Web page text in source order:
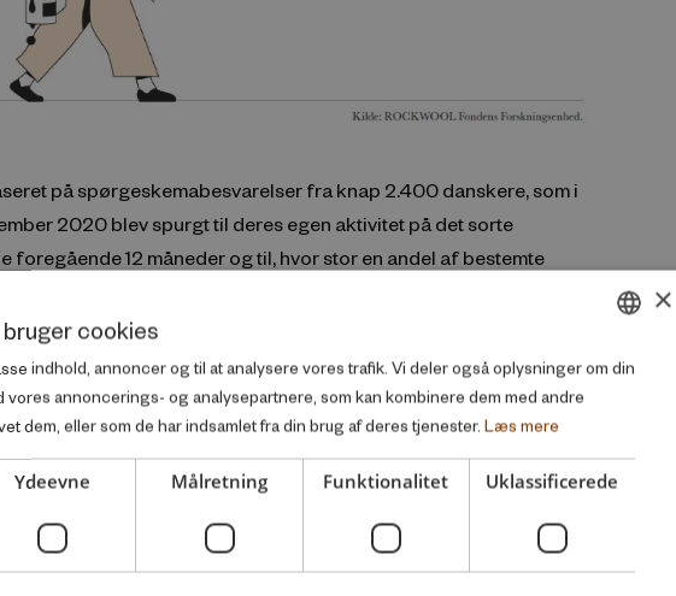
på spørgeskemabesvarelser fra knap 2.400 danskere, som i
2020 blev spurgt til deres egen aktivitet på det sorte
foregående 12 måneder og til, hvor stor en andel af bestemte
Udgivelser bag artiklen
DANISH
×
cookies
indhold, annoncer og til at analysere vores trafik. Vi deler også oplysninger om din
vores annoncerings- og analysepartnere, som kan kombinere dem med andre
dem, eller som de har indsamlet fra din brug af deres tjenester. Læs mere
Ydeevne Målretning Funktionalitet Uklassificerede